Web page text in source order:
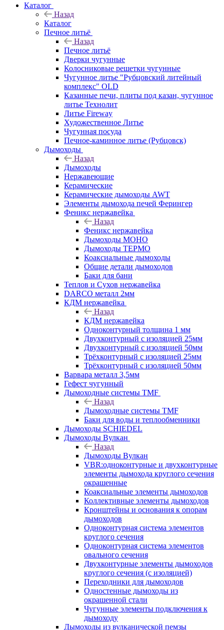
Каталог
Назад
Каталог
Печное литьё
Назад
Печное литьё
Дверки чугунные
Колосниковые решетки чугунные
Чугунное литье "Рубцовский литейный
комплекс" OLD
Казанные печи, плиты под казан, чугунное
литье Технолит
Литье Fireway
Художественное Литье
Чугунная посуда
Печное-каминное литье (Рубцовск)
Дымоходы
Назад
Дымоходы
Нержавеющие
Керамические
Керамические дымоходы AWT
Элементы дымохода печей Ферингер
Феникс нержавейка
Назад
Феникс нержавейка
Дымоходы МОНО
Дымоходы ТЕРМО
Коаксиальные дымоходы
Общие детали дымоходов
Баки для бани
Теплов и Сухов нержавейка
DARCO металл 2мм
КДМ нержавейка
Назад
КДМ нержавейка
Одноконтурный толщина 1 мм
Двухконтурный с изоляцией 25мм
Двухконтурный с изоляцией 50мм
Трёхконтурный с изоляцией 25мм
Трёхконтурный с изоляцией 50мм
Варвара металл 3,5мм
Гефест чугунный
Дымоходные системы TMF
Назад
Дымоходные системы TMF
Баки для воды и теплообменники
Дымоходы SCHIEDEL
Дымоходы Вулкан
Назад
Дымоходы Вулкан
VBR:одноконтурные и двухконтурные
элементы дымохода круглого сечения
окрашенные
Коаксиальные элементы дымоходов
Коллективные элементы дымоходов
Кронштейны и основания к опорам
дымоходов
Одноконтурная система элементов
круглого сечения
Одноконтурная система элементов
овального сечения
Двухконтурные элементы дымоходов
круглого сечения (с изоляцией)
Переходники для дымоходов
Одностенные дымоходы из
окрашенной стали
Чугунные элементы подключения к
дымоходу
Дымоходы из вулканической пемзы